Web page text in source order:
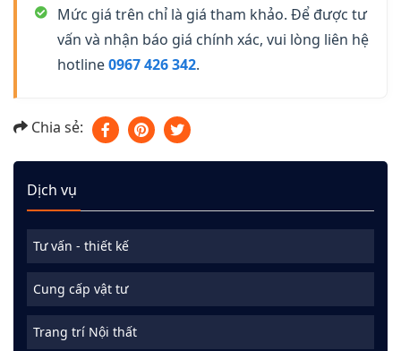
Mức giá trên chỉ là giá tham khảo. Để được tư
vấn và nhận báo giá chính xác, vui lòng liên hệ
hotline0967 426 342.
Chia sẻ:
Dịch vụ
Tư vấn - thiết kế
Cung cấp vật tư
Trang trí Nội thất